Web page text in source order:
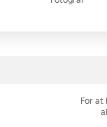
For